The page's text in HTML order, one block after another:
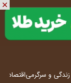
زندگی و سرگرمیاقتصاد